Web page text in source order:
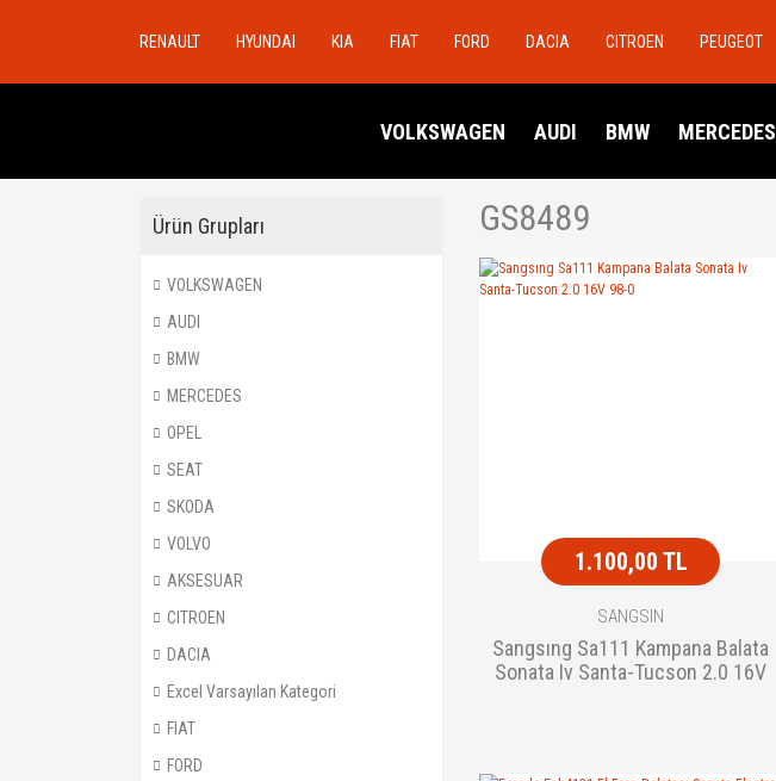
RENAULT HYUNDAI KIA FIAT FORD DACIA CITROEN PEUGEOT
VOLKSWAGEN AUDI BMW MERCEDES
Ürün Grupları
VOLKSWAGEN
AUDI
BMW
MERCEDES
OPEL
SEAT
SKODA
VOLVO
AKSESUAR
CITROEN
DACIA
Excel Varsayılan Kategori
FIAT
FORD
GS8489
1.100,00 TL
SANGSIN
Sangsıng Sa111 Kampana Balata
Sonata Iv Santa-Tucson 2.0 16V